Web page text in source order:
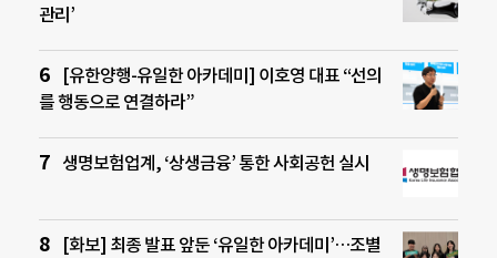
관리’
[유한양행-유일한 아카데미] 이호영 대표 “선의
를 행동으로 연결하라”
생명보험업계, ‘상생금융’ 통한 사회공헌 실시
[화보] 최종 발표 앞둔 ‘유일한 아카데미’…조별